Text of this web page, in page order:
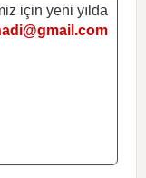
için yeni yılda